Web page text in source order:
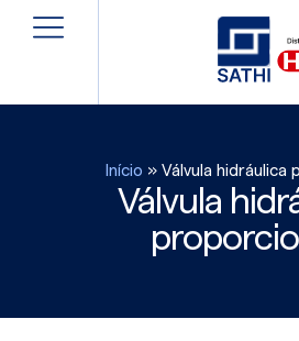
Início » Válvula hidráulica
Válvula